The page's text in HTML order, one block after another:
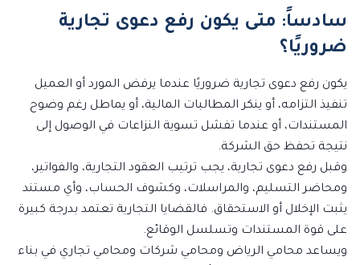
سادساً: متى يكون رفع دعوى تجارية
ضروريًا؟
يكون رفع دعوى تجارية ضروريًا عندما يرفض المورد أو العميل
تنفيذ التزامه، أو ينكر المطالبات المالية، أو يماطل رغم وضوح
المستندات، أو عندما تفشل تسوية النزاعات في الوصول إلى
نتيجة تحفظ حق الشركة.
وقبل رفع دعوى تجارية، يجب ترتيب العقود التجارية، والفواتير،
ومحاضر التسليم، والمراسلات، وكشوف الحساب، وأي مستند
يثبت الإخلال أو الاستحقاق. فالقضايا التجارية تعتمد بدرجة كبيرة
على قوة المستندات وتسلسل الوقائع.
ويساعد محامي الرياض ومحامي شركات ومحامي تجاري في بناء